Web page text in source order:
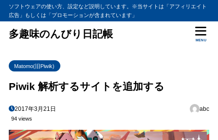
ソフトウェアの使い方、設定など説明しています。※当サイトは「アフィリエイト
広告」もしくは「プロモーションが含まれています」
多趣味のんびり日記帳
MENU
Matomo(旧Piwik)
Piwik 解析するサイトを追加する
2017年3月21日 abc
94 views